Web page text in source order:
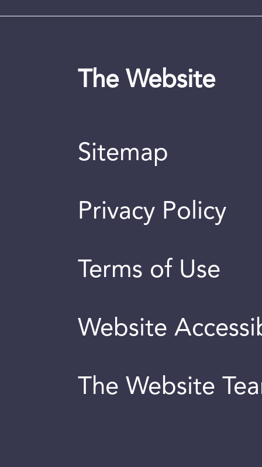
The Website
Sitemap
Privacy Policy
Terms of Use
Website
The Website